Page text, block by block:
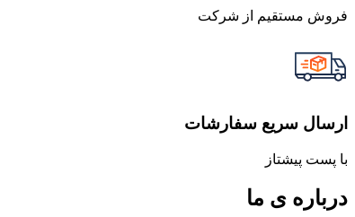
فروش مستقیم از شرکت
ارسال سریع سفارشات
با پست پیشتاز
درباره ی ما